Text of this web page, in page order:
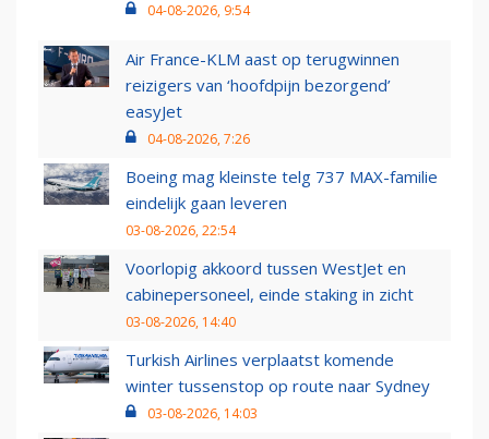
04-08-2026, 9:54
Air France-KLM aast op terugwinnen
reizigers van ‘hoofdpijn bezorgend’
easyJet
04-08-2026, 7:26
Boeing mag kleinste telg 737 MAX-familie
eindelijk gaan leveren
03-08-2026, 22:54
Voorlopig akkoord tussen WestJet en
cabinepersoneel, einde staking in zicht
03-08-2026, 14:40
Turkish Airlines verplaatst komende
winter tussenstop op route naar Sydney
03-08-2026, 14:03